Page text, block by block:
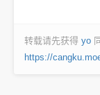
转载请先获得 yo
https://